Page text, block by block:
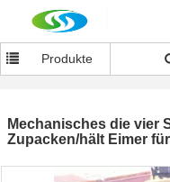
Produkte
Mechanisches die vier
Zupacken/hält Eimer